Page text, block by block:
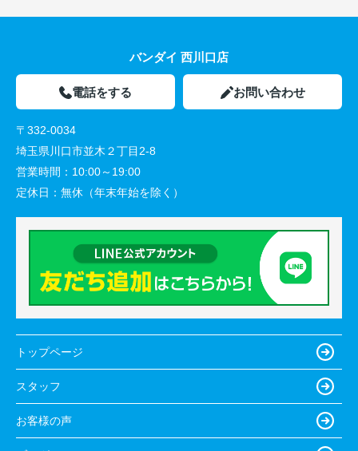
バンダイ 西川口店
電話をする お問い合わせ
〒332-0034
埼玉県川口市並木２丁目2-8
営業時間： 10:00～19:00
定休日： 無休（年末年始を除く）
トップページ
スタッフ
お客様の声